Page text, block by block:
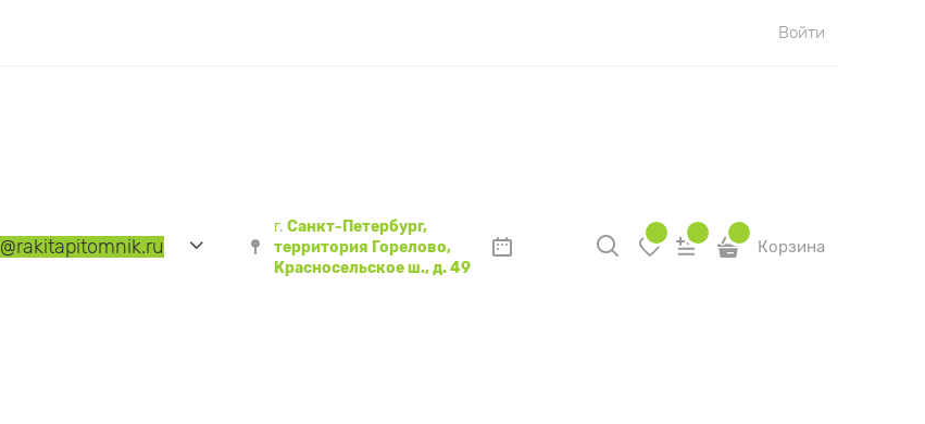
Войти
@rakitapitomnik.ru
г. Санкт-Петербург,
территория Горелово,
Красносельское ш., д. 49
Корзина